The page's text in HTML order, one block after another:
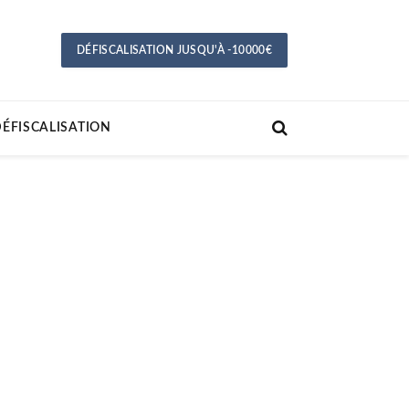
DÉFISCALISATION JUSQU'À -10000€